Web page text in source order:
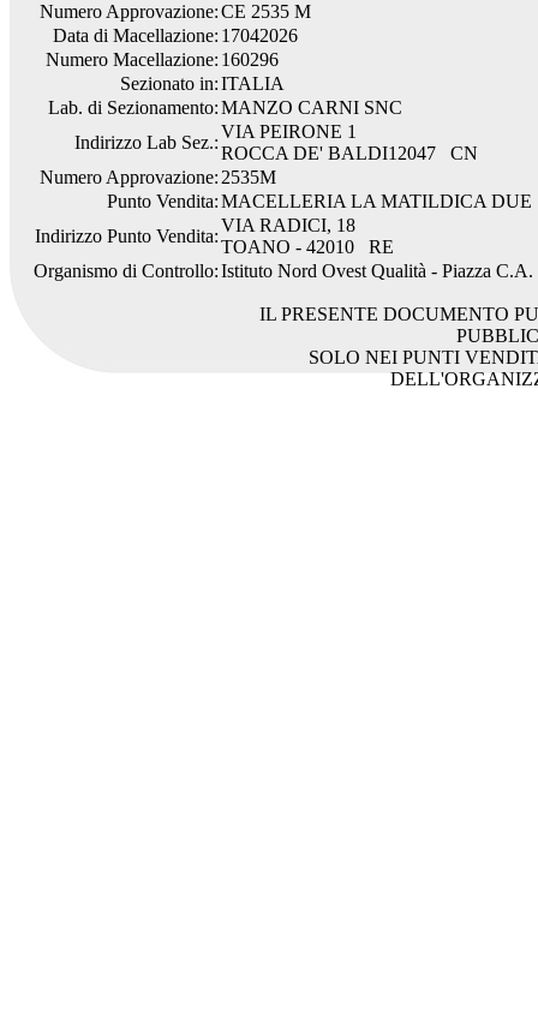
Numero Approvazione:CE 2535 M
Data di Macellazione: 17042026
Numero Macellazione: 160296
Sezionato in:ITALIA
Lab. di Sezionamento:MANZO CARNI SNC
Indirizzo Lab Sez.:
VIA PEIRONE 1
ROCCA DE' BALDI12047 CN
Numero Approvazione: 2535M
Punto Vendita:MACELLERIA LA MATILDICA DUE
Indirizzo Punto Vendita:
VIA RADICI, 18
TOANO - 42010 RE
Organismo di Controllo:Istituto Nord Ovest Qualità - Piazza
IL PRESENTE DOCUMENTO
SOLO NEI PUNTI